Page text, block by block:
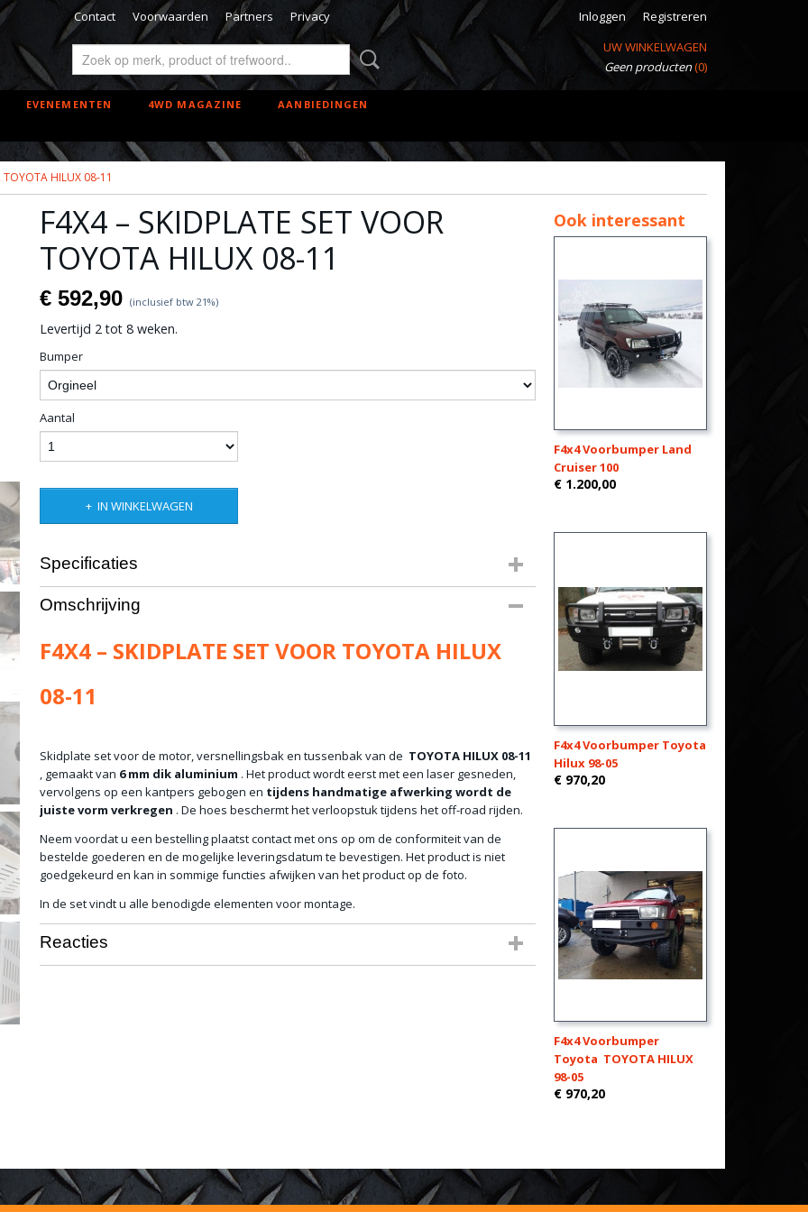
Contact Voorwaarden Partners Privacy Inloggen
Registreren
UW WINKELWAGEN
Geen producten(0)
EVENEMENTEN 4WD MAGAZINE AANBIEDINGEN
TOYOTA HILUX 08-11
F4X4 – SKIDPLATE SET VOOR
TOYOTA HILUX 08-11
€ 592,90 (inclusief btw 21%)
Levertijd 2 tot 8 weken.
Bumper
Aantal
IN WINKELWAGEN
Specificaties
Bruto gewicht
Omschrijving
F4X4 – SKIDPLATE SET VOOR TOYOTA HILUX
08-11
Skidplate set voor de motor, versnellingsbak en tussenbak van de TOYOTA HILUX 08-11
, gemaakt van 6 mm dik aluminium . Het product wordt eerst met een laser gesneden,
vervolgens op een kantpers gebogen en tijdens handmatige afwerking wordt de
juiste vorm verkregen . De hoes beschermt het verloopstuk tijdens het off-road rijden.
Neem voordat u een bestelling plaatst contact met ons op om de conformiteit van de
bestelde goederen en de mogelijke leveringsdatum te bevestigen. Het product is niet
goedgekeurd en kan in sommige functies afwijken van het product op de foto.
In de set vindt u alle benodigde elementen voor montage.
Reacties
Ook interessant
F4x4 Voorbumper Land
Cruiser 100
€ 1.200,00
F4x4 Voorbumper Toyota
Hilux 98-05
€ 970,20
F4x4 Voorbumper
Toyota TOYOTA HILUX
98-05
€ 970,20